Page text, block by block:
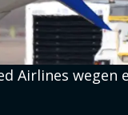
Airlines